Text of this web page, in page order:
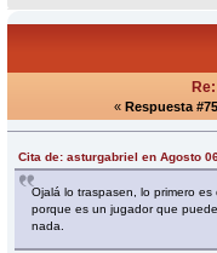
« Respuesta
Cita de: asturgabriel en Agosto
Ojalá lo traspasen, lo primero
porque es un jugador que
nada.